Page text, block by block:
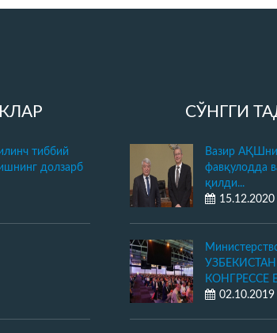
тиббий
долзарб
СЎНГГИ
Вaзир
фaвқулоддa
қилди...
15.12.2020
КОНГРЕССЕ
02.10.2019